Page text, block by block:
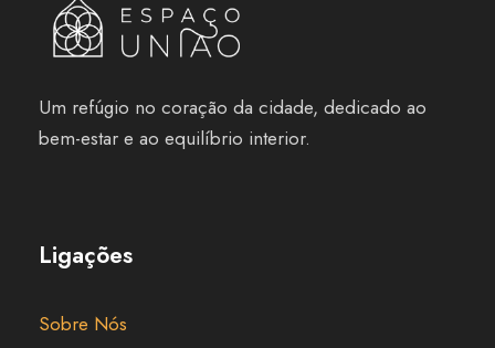
Um refúgio no coração da cidade, dedicado ao
bem-estar e ao equilíbrio interior.
Ligações
Sobre Nós